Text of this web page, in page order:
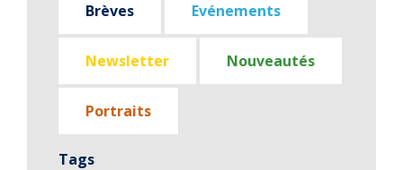
Brèves Evénements
Newsletter Nouveautés
Portraits
Tags